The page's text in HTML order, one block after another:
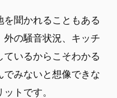
を聞かれることもある
外の騒音状況、キッチ
ているからこそわかる
でみないと想像できな
トです。